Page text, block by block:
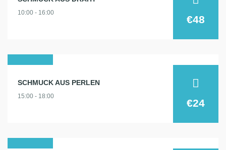
2025
10:00 - 16:00
€48
2025
SCHMUCK AUS PERLEN
15:00 - 18:00
€24